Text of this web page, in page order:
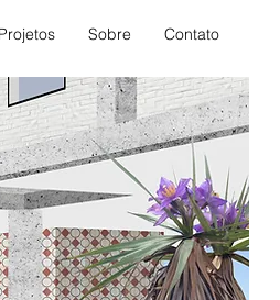
Projetos Sobre Contato